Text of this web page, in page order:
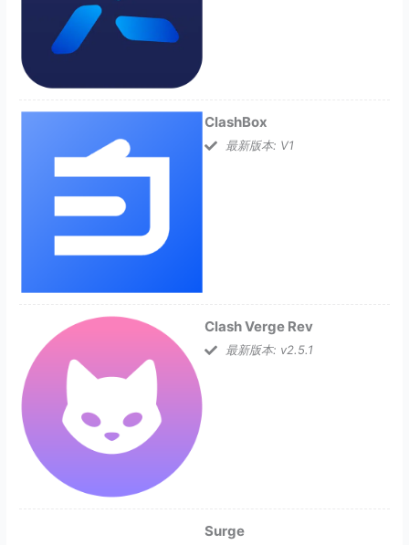
ClashBox
最新版本: V1
Clash Verge Rev
最新版本: v2.5.1
Surge